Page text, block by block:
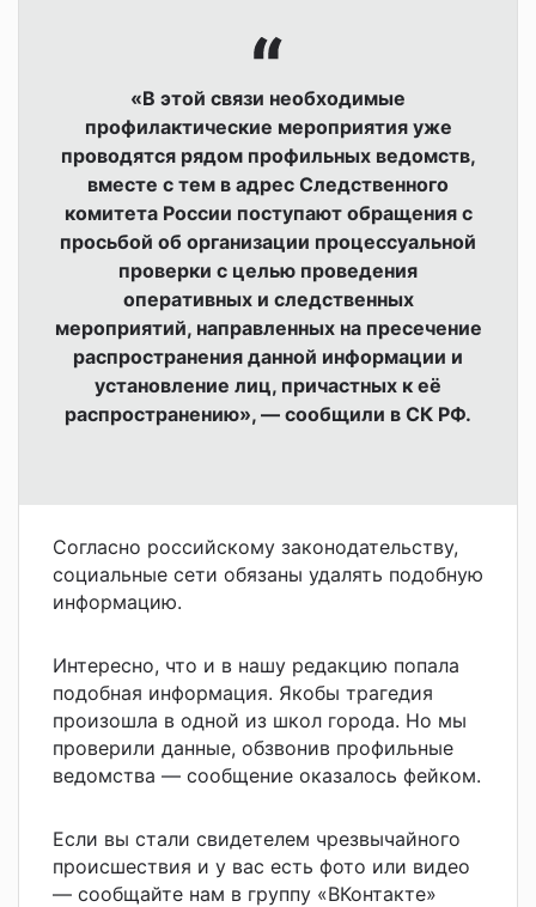
«В этой связи необходимые
профилактические мероприятия уже
проводятся рядом профильных ведомств,
вместе с тем в адрес Следственного
комитета России поступают обращения с
просьбой об организации процессуальной
проверки с целью проведения
оперативных и следственных
мероприятий, направленных на пресечение
распространения данной информации и
установление лиц, причастных к её
распространению», — сообщили в СК РФ.
Согласно российскому законодательству,
социальные сети обязаны удалять подобную
информацию.
Интересно, что и в нашу редакцию попала
подобная информация. Якобы трагедия
произошла в одной из школ города. Но мы
проверили данные, обзвонив профильные
ведомства — сообщение оказалось фейком.
Если вы стали свидетелем чрезвычайного
происшествия и у вас есть фото или видео
— сообщайте нам в группу «ВКонтакте»